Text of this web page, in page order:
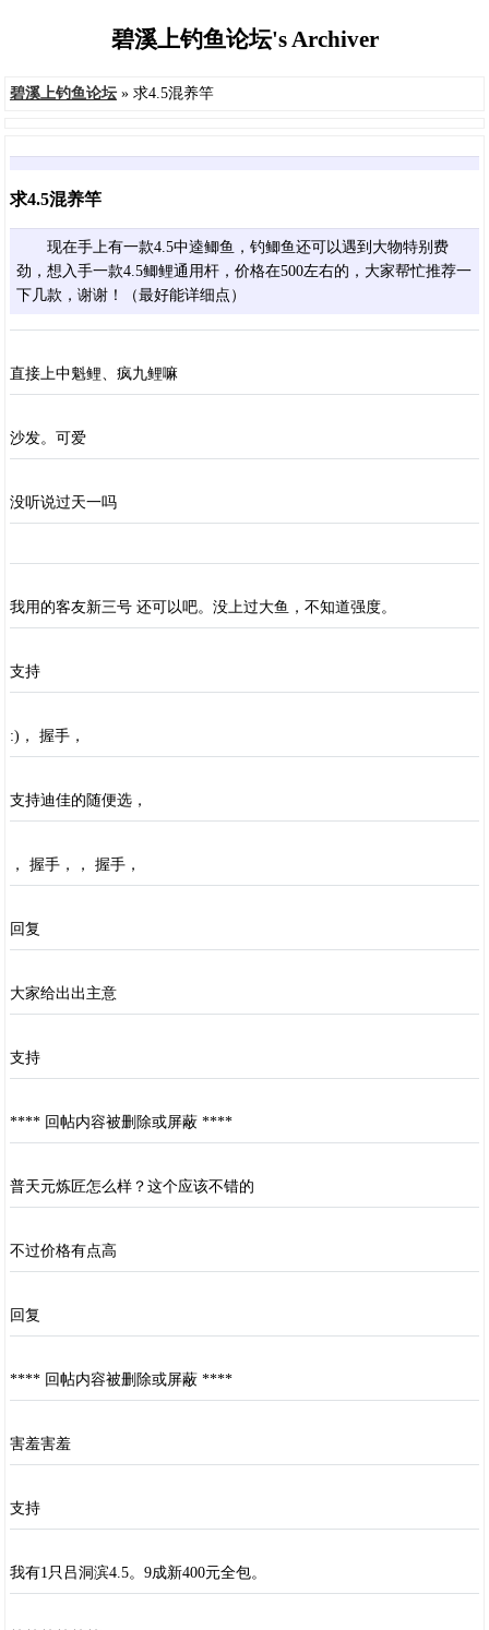
碧溪上钓鱼论坛's Archiver
碧溪上钓鱼论坛» 求4.5混养竿
求4.5混养竿
现在手上有一款4.5中逵鲫鱼，钓鲫鱼还可以遇到大物特别费
劲，想入手一款4.5鲫鲤通用杆，价格在500左右的，大家帮忙推荐一
下几款，谢谢！（最好能详细点）
直接上中魁鲤、疯九鲤嘛
沙发。可爱
没听说过天一吗
我用的客友新三号 还可以吧。没上过大鱼，不知道强度。
支持
:)， 握手，
支持迪佳的随便选，
， 握手，， 握手，
回复
大家给出出主意
支持
**** 回帖内容被删除或屏蔽 ****
普天元炼匠怎么样？这个应该不错的
不过价格有点高
回复
**** 回帖内容被删除或屏蔽 ****
害羞害羞
支持
我有1只吕洞滨4.5。9成新400元全包。